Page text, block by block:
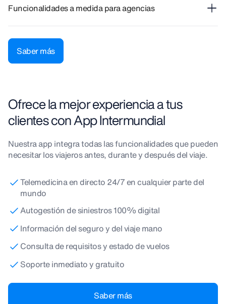
Funcionalidades a medida para agencias
Saber más
Ofrece la mejor experiencia a tus
clientes con App Intermundial
Nuestra app integra todas las funcionalidades que pueden
necesitar los viajeros antes, durante y después del viaje.
Telemedicina en directo 24/7 en cualquier parte del
mundo
Autogestión de siniestros 100% digital
Información del seguro y del viaje mano
Consulta de requisitos y estado de vuelos
Soporte inmediato y gratuito
Saber más